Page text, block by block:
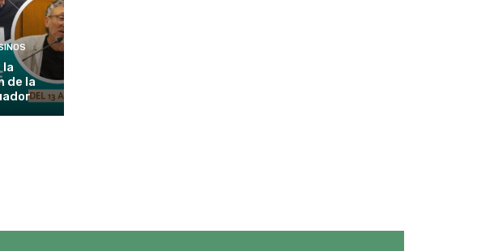
la
de la